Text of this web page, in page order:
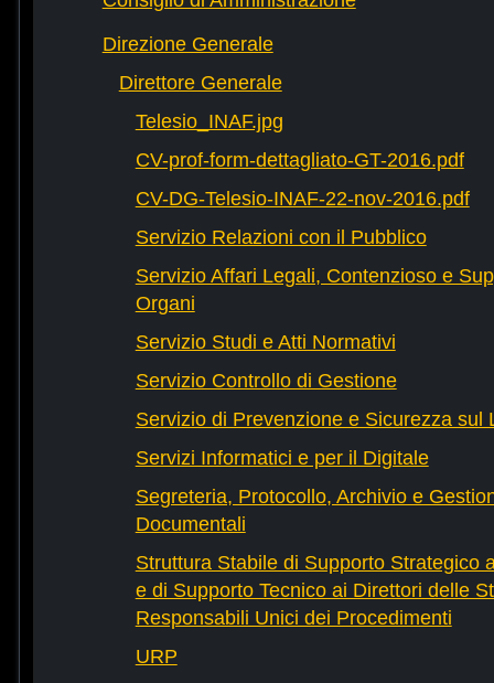
Direzione Generale
Direttore Generale
Telesio_INAF.jpg
CV-prof-form-dettagliato-GT-2016.pdf
CV-DG-Telesio-INAF-22-nov-2016.pdf
Servizio Relazioni con il Pubblico
Servizio Affari Legali, Contenzioso e
Organi
Servizio Studi e Atti Normativi
Servizio Controllo di Gestione
Servizio di Prevenzione e Sicurezza sul
Servizi Informatici e per il Digitale
Segreteria, Protocollo, Archivio e
Documentali
Struttura Stabile di Supporto Strategico
e di Supporto Tecnico ai Direttori delle
Responsabili Unici dei Procedimenti
URP